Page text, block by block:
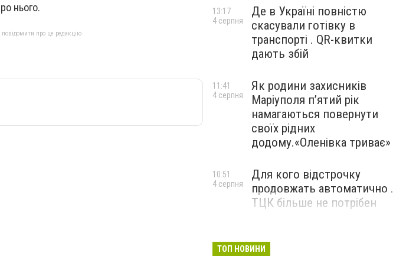
нього.
про це редакцію
Де в Україні повністю
скасували готівку в
транспорті . QR-квитки
дають збій
13:17
4 серпня
Як родини захисників
Маріуполя пʼятий рік
намагаються повернути
своїх рідних
додому.«Оленівка триває»
11:41
4 серпня
Для кого відстрочку
продовжать автоматично .
ТЦК більше не потрібен
10:51
4 серпня
ТОП НОВИНИ